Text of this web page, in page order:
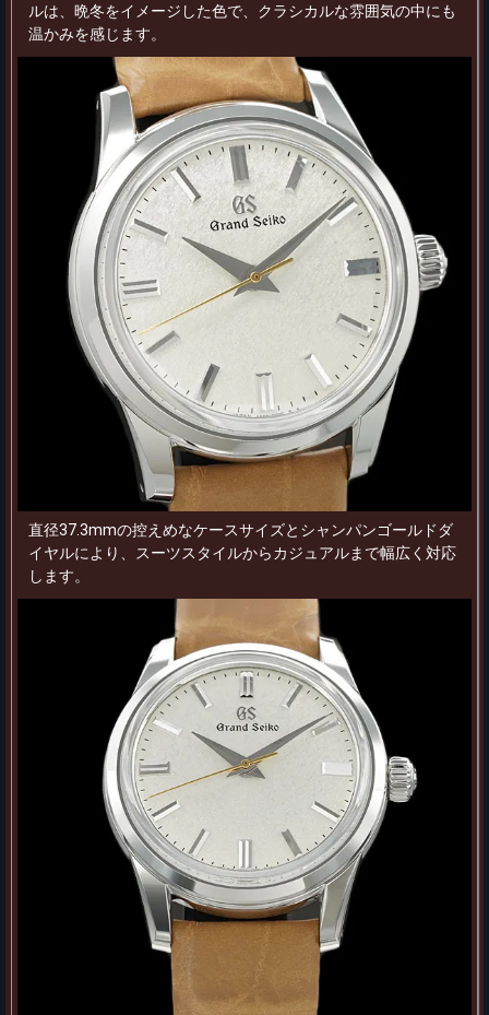
ルは、晩冬をイメージした色で、クラシカルな雰囲気の中にも
温かみを感じます。
直径37.3mmの控えめなケースサイズとシャンパンゴールドダ
イヤルにより、スーツスタイルからカジュアルまで幅広く対応
します。